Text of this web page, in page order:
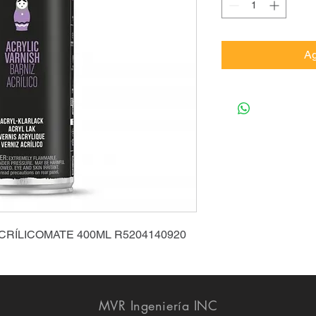
400ML R5204140920
MVR Ingeniería INC